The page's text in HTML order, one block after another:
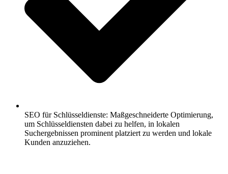
SEO für Schlüsseldienste: Maßgeschneiderte Optimierung,
um Schlüsseldiensten dabei zu helfen, in lokalen
Suchergebnissen prominent platziert zu werden und lokale
Kunden anzuziehen.